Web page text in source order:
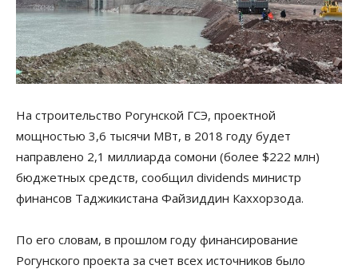
На строительство Рогунской ГСЭ, проектной
мощностью 3,6 тысячи МВт, в 2018 году будет
направлено 2,1 миллиарда сомони (более $222 млн)
бюджетных средств, сообщил dividends министр
финансов Таджикистана Файзиддин Каххорзода.
По его словам, в прошлом году финансирование
Рогунского проекта за счет всех источников было